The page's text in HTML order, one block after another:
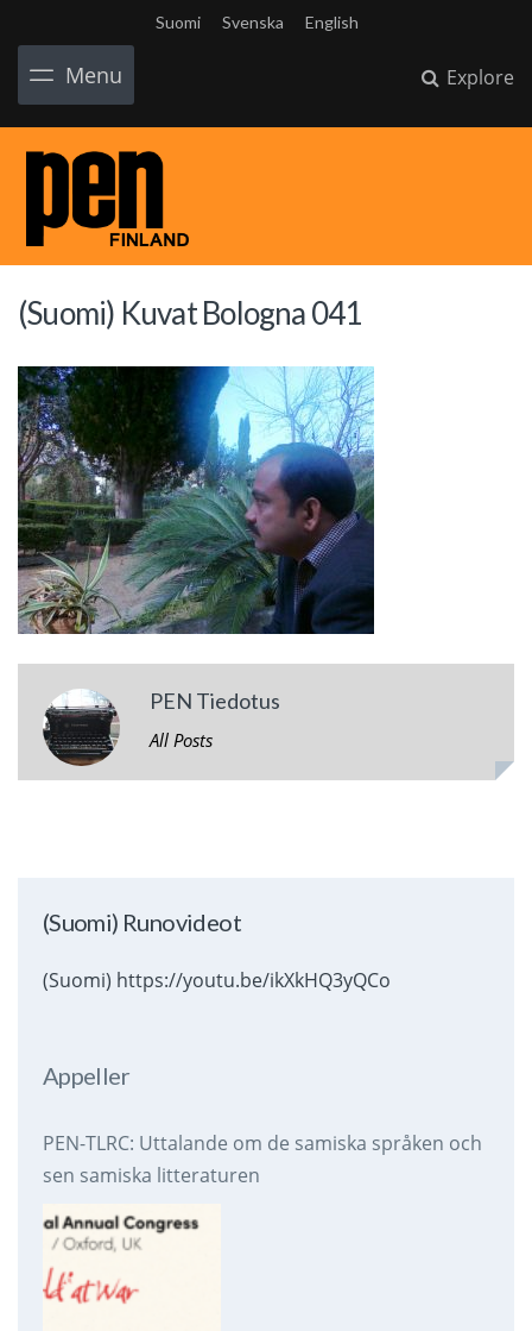
Suomi Svenska English
Menu Explore
(Suomi) Kuvat Bologna 041
PEN Tiedotus
All Posts
(Suomi) Runovideot
(Suomi) https://youtu.be/ikXkHQ3yQCo
Appeller
PEN-TLRC: Uttalande om de samiska språken och
sen samiska litteraturen